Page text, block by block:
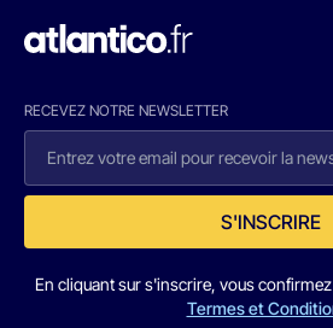
RECEVEZ NOTRE NEWSLETTER
S'INSCRIRE
En cliquant sur s'inscrire, vous
Termes et